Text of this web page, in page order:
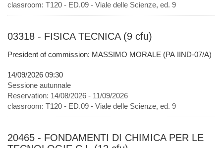
classroom: T120 - ED.09 - Viale delle Scienze, ed. 9
03318 - FISICA TECNICA (9 cfu)
President of commission: MASSIMO MORALE (PA IIND-07/A)
14/09/2026 09:30
Sessione autunnale
Reservation: 14/08/2026 - 11/09/2026
classroom: T120 - ED.09 - Viale delle Scienze, ed. 9
20465 - FONDAMENTI DI CHIMICA PER LE